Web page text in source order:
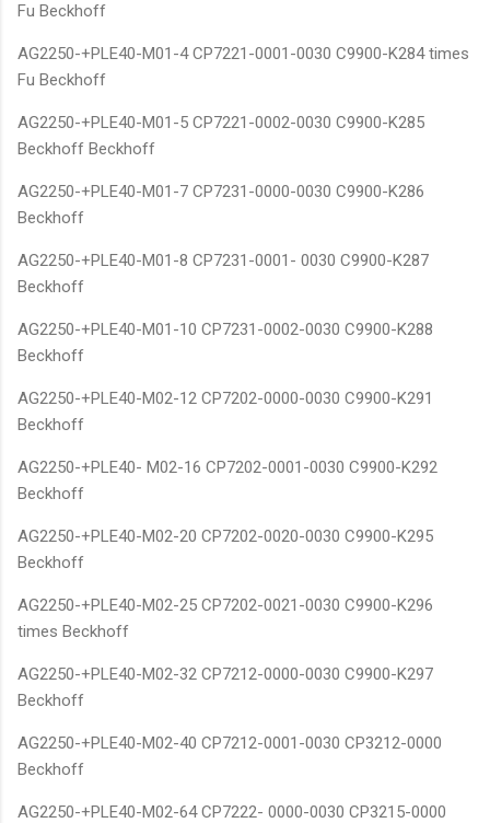
Fu Beckhoff
AG2250-+PLE40-M01-4 CP7221-0001-0030 C9900-K284 times
Fu Beckhoff
AG2250-+PLE40-M01-5 CP7221-0002-0030 C9900-K285
Beckhoff Beckhoff
AG2250-+PLE40-M01-7 CP7231-0000-0030 C9900-K286
Beckhoff
AG2250-+PLE40-M01-8 CP7231-0001- 0030 C9900-K287
Beckhoff
AG2250-+PLE40-M01-10 CP7231-0002-0030 C9900-K288
Beckhoff
AG2250-+PLE40-M02-12 CP7202-0000-0030 C9900-K291
Beckhoff
AG2250-+PLE40- M02-16 CP7202-0001-0030 C9900-K292
Beckhoff
AG2250-+PLE40-M02-20 CP7202-0020-0030 C9900-K295
Beckhoff
AG2250-+PLE40-M02-25 CP7202-0021-0030 C9900-K296
times Beckhoff
AG2250-+PLE40-M02-32 CP7212-0000-0030 C9900-K297
Beckhoff
AG2250-+PLE40-M02-40 CP7212-0001-0030 CP3212-0000
Beckhoff
AG2250-+PLE40-M02-64 CP7222- 0000-0030 CP3215-0000